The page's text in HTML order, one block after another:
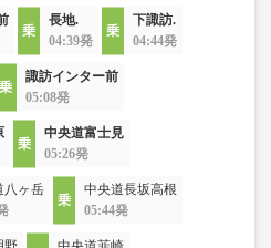
長地.
04:39発
下諏訪.
04:44発
諏訪インター前
05:08発
中央道富士見
05:26発
八ヶ岳
中央道長坂高根
05:44発